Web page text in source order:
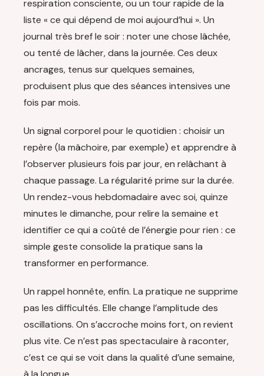
respiration consciente, ou un tour rapide de la
liste « ce qui dépend de moi aujourd’hui ». Un
journal très bref le soir : noter une chose lâchée,
ou tenté de lâcher, dans la journée. Ces deux
ancrages, tenus sur quelques semaines,
produisent plus que des séances intensives une
fois par mois.
Un signal corporel pour le quotidien : choisir un
repère (la mâchoire, par exemple) et apprendre à
l’observer plusieurs fois par jour, en relâchant à
chaque passage. La régularité prime sur la durée.
Un rendez-vous hebdomadaire avec soi, quinze
minutes le dimanche, pour relire la semaine et
identifier ce qui a coûté de l’énergie pour rien : ce
simple geste consolide la pratique sans la
transformer en performance.
Un rappel honnête, enfin. La pratique ne supprime
pas les difficultés. Elle change l’amplitude des
oscillations. On s’accroche moins fort, on revient
plus vite. Ce n’est pas spectaculaire à raconter,
c’est ce qui se voit dans la qualité d’une semaine,